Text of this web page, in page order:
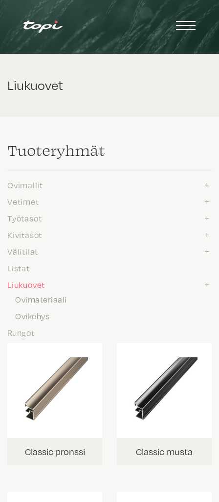
Liukuovet
Tuote­ryhmät
Ovimallit
Vetimet
Työtasot
Kivitasot
Välitilat
Listat
Liukuovet
Ovimateriaali
Ovikehys
Rungot
Classic pronssi Classic musta